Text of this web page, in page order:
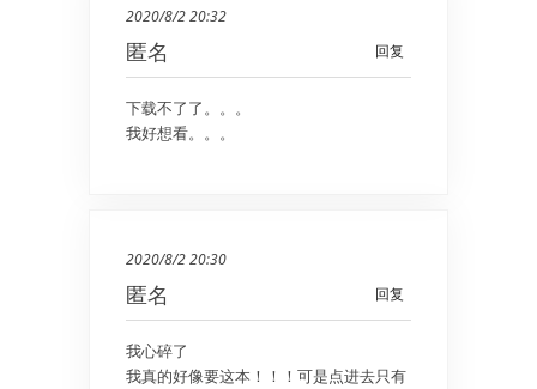
2020/8/2 20:32
回复
匿名
下载不了了。。。
我好想看。。。
2020/8/2 20:30
回复
匿名
我心碎了
我真的好像要这本！！！可是点进去只有